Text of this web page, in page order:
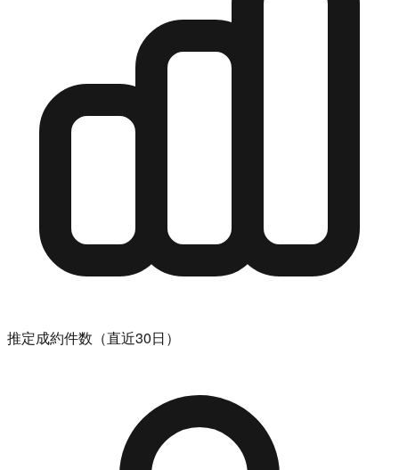
推定成約件数（直近30日）